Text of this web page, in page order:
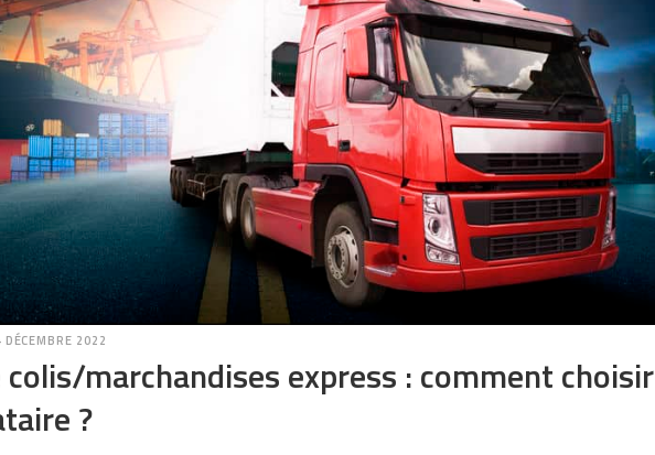
DÉCEMBRE 2022
marchandises express : comment choisir
?